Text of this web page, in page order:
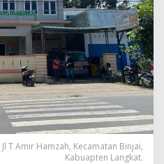
T Amir Hamzah, Kecamatan Binjai,
Kabuapten Langkat.